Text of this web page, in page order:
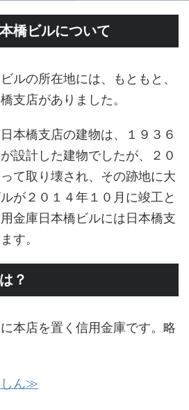
橋ビルについて
ルの所在地には、もともと、
支店がありました。
本橋支店の建物は、１９３６
設計した建物でしたが、２０
て取り壊され、その跡地に大
が２０１４年１０月に竣工と
金庫日本橋ビルには日本橋支
す。
？
本店を置く信用金庫です。略
しん≫